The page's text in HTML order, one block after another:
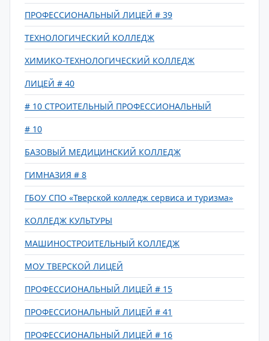
ПРОФЕССИОНАЛЬНЫЙ ЛИЦЕЙ # 39
ТЕХНОЛОГИЧЕСКИЙ КОЛЛЕДЖ
ХИМИКО-ТЕХНОЛОГИЧЕСКИЙ КОЛЛЕДЖ
ЛИЦЕЙ # 40
# 10 СТРОИТЕЛЬНЫЙ ПРОФЕССИОНАЛЬНЫЙ
# 10
БАЗОВЫЙ МЕДИЦИНСКИЙ КОЛЛЕДЖ
ГИМНАЗИЯ # 8
ГБОУ СПО «Тверской колледж сервиса и туризма»
КОЛЛЕДЖ КУЛЬТУРЫ
МАШИНОСТРОИТЕЛЬНЫЙ КОЛЛЕДЖ
МОУ ТВЕРСКОЙ ЛИЦЕЙ
ПРОФЕССИОНАЛЬНЫЙ ЛИЦЕЙ # 15
ПРОФЕССИОНАЛЬНЫЙ ЛИЦЕЙ # 41
ПРОФЕССИОНАЛЬНЫЙ ЛИЦЕЙ # 16